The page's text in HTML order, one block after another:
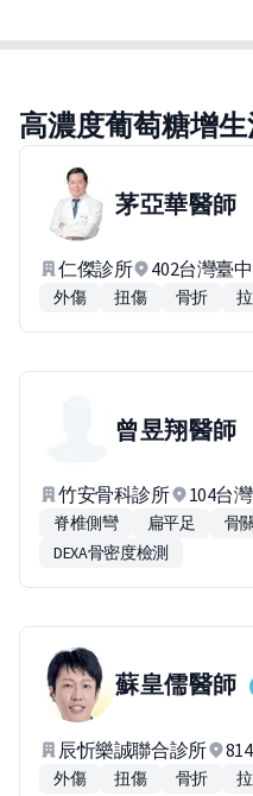
高濃度葡萄糖增
茅亞華醫師
仁傑診所 402台灣臺
外傷 扭傷 骨折
曾昱翔醫師
竹安骨科診所 104台
脊椎側彎 扁平足 骨
DEXA骨密度檢測
蘇皇儒醫師
辰忻樂誠聯合診所
外傷 扭傷 骨折